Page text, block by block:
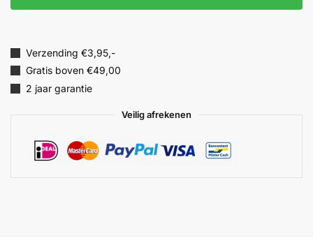
Verzending €3,95,-
Gratis boven €49,00
2 jaar garantie
Veilig afrekenen